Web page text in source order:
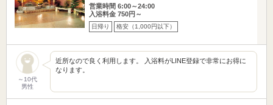
営業時間 6:00～24:00
入浴料金 750円～
日帰り 格安（1,000円以下）
～10代
男性
近所なので良く利用します。 入浴料がLINE登録で非常にお得に
なります。